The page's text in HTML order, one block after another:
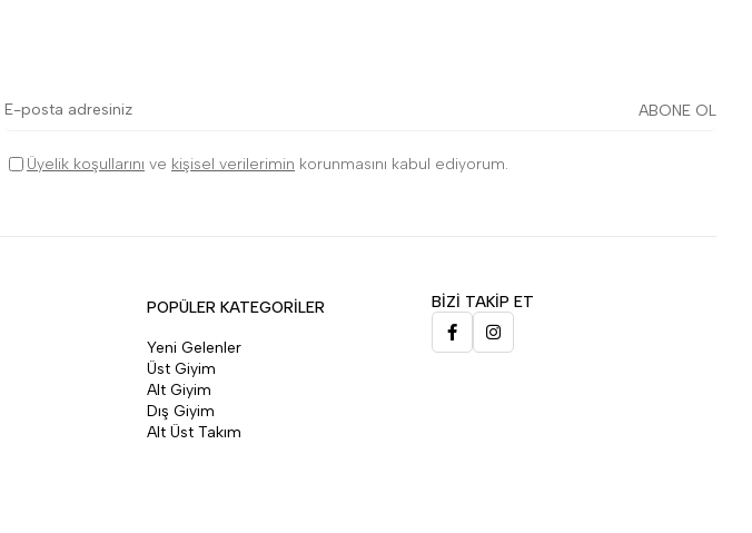
ABONE OL
Üyelik koşullarını ve kişisel verilerimin korunmasını kabul ediyorum.
POPÜLER KATEGORİLER
Yeni Gelenler
Üst Giyim
Alt Giyim
Dış Giyim
Alt Üst Takım
BİZİ TAKİP ET